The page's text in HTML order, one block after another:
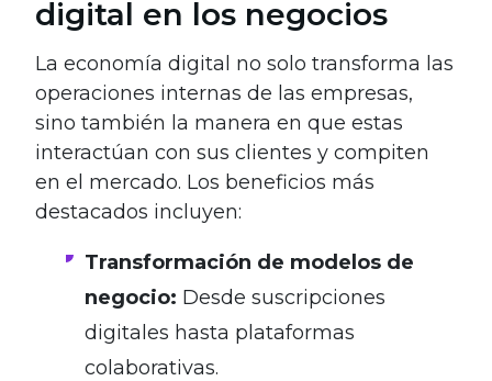
digital en los negocios
La economía digital no solo transforma las
operaciones internas de las empresas,
sino también la manera en que estas
interactúan con sus clientes y compiten
en el mercado. Los beneficios más
destacados incluyen:
Transformación de modelos de
negocio: Desde suscripciones
digitales hasta plataformas
colaborativas.